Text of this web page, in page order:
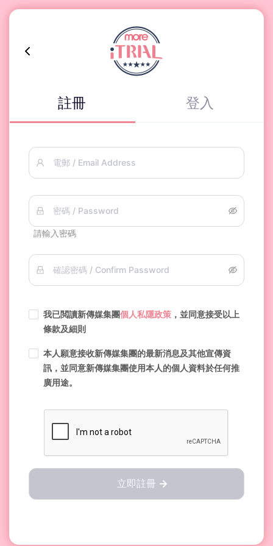
註冊 登入
電郵 / Email Address
密碼 / Password
請輸入密碼
確認密碼 / Confirm Password
我已閲讀新傳媒集團個人私隱政策 ，並同意接受以上
條款及細則
本人願意接收新傳媒集團的最新消息及其他宣傳資
訊，並同意新傳媒集團使用本人的個人資料於任何推
廣用途。
立即註冊